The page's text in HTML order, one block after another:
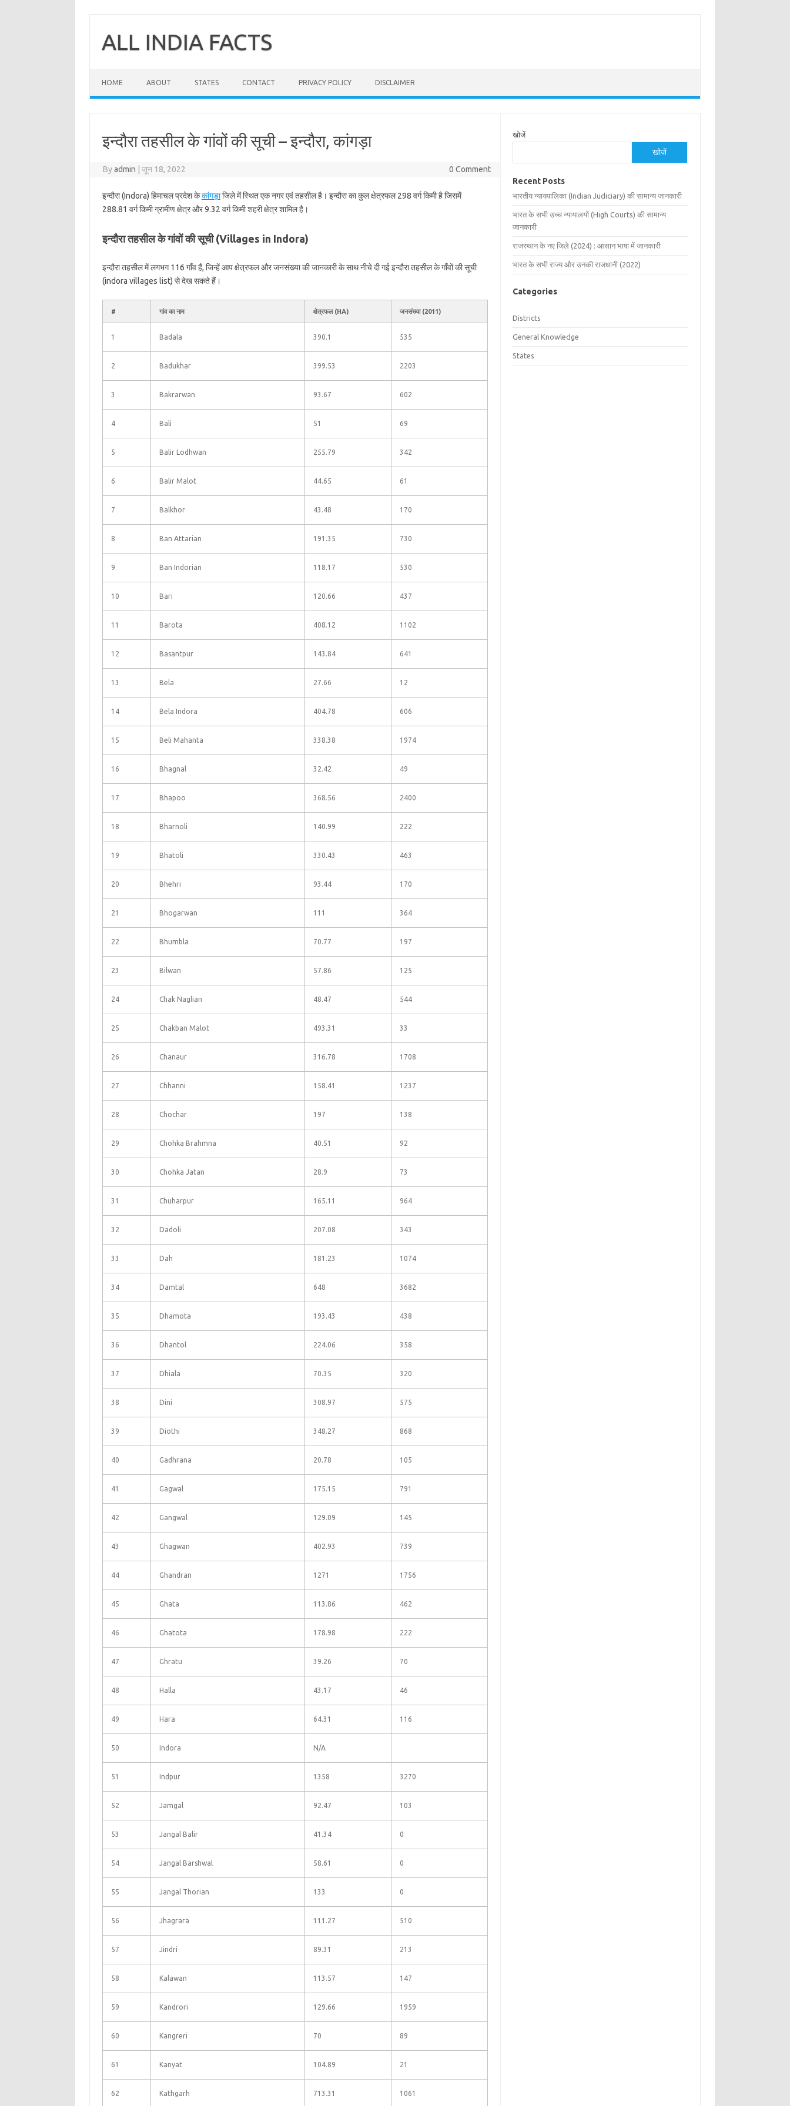
contentALL INDIA FACTS
HOME ABOUT STATES CONTACT PRIVACY POLICY DISCLAIMER
इन्दौरा तहसील के गांवों की सूची – इन्दौरा, कांगड़ा
Byadmin जून 18, 2022 0 Comment
इन्दौरा (Indora) हिमाचल प्रदेश केकांगड़ाजिले में स्थित एक नगर एवं तहसील है। इन्दौरा का कुल क्षेत्रफल 298 वर्ग किमी है जिसमें
288.81 वर्ग किमी ग्रामीण क्षेत्र और 9.32 वर्ग किमी शहरी क्षेत्र शामिल है।
इन्दौरा तहसील के गांवों की सूची (Villages in Indora)
इन्दौरा तहसील में लगभग 116 गाँव हैं, जिन्हें आप क्षेत्रफल और जनसंख्या की जानकारी के साथ नीचे दी गई इन्दौरा तहसील के गाँवों की सूची
(indora villages list) से देख सकते हैं।
# गांव का नाम क्षेत्रफल (HA) जनसंख्या (2011)
1 Badala 390.1 535
2 Badukhar 399.53 2203
3 Bakrarwan 93.67 602
4 Bali 51 69
5 Balir Lodhwan 255.79 342
6 Balir Malot 44.65 61
7 Balkhor 43.48 170
8 Ban Attarian 191.35 730
9 Ban Indorian 118.17 530
10 Bari 120.66 437
11 Barota 408.12 1102
12 Basantpur 143.84 641
13 Bela 27.66 12
14 Bela Indora 404.78 606
15 Beli Mahanta 338.38 1974
16 Bhagnal 32.42 49
17 Bhapoo 368.56 2400
18 Bharnoli 140.99 222
19 Bhatoli 330.43 463
20 Bhehri 93.44 170
21 Bhogarwan 111 364
22 Bhumbla 70.77 197
23 Bilwan 57.86 125
24 Chak Naglian 48.47 544
25 Chakban Malot 493.31 33
26 Chanaur 316.78 1708
27 Chhanni 158.41 1237
28 Chochar 197 138
29 Chohka Brahmna 40.51 92
30 Chohka Jatan 28.9 73
31 Chuharpur 165.11 964
32 Dadoli 207.08 343
33 Dah 181.23 1074
34 Damtal 648 3682
35 Dhamota 193.43 438
36 Dhantol 224.06 358
37 Dhiala 70.35 320
38 Dini 308.97 575
39 Diothi 348.27 868
40 Gadhrana 20.78 105
41 Gagwal 175.15 791
42 Gangwal 129.09 145
43 Ghagwan 402.93 739
44 Ghandran 1271 1756
45 Ghata 113.86 462
46 Ghatota 178.98 222
47 Ghratu 39.26 70
48 Halla 43.17 46
49 Hara 64.31 116
50 Indora N/A
51 Indpur 1358 3270
52 Jamgal 92.47 103
53 Jangal Balir 41.34 0
54 Jangal Barshwal 58.61 0
55 Jangal Thorian 133 0
56 Jhagrara 111.27 510
57 Jindri 89.31 213
58 Kalawan 113.57 147
59 Kandrori 129.66 1959
60 Kangreri 70 89
61 Kanyat 104.89 21
62 Kathgarh 713.31 1061
खोजें
खोजें
Recent Posts
भारतीय न्यायपालिका (Indian Judiciary) की सामान्य जानकारी
भारत के सभी उच्च न्यायालयों (High Courts) की सामान्य
जानकारी
राजस्थान के नए जिले (2024) : आसान भाषा में जानकारी
भारत के सभी राज्य और उनकी राजधानी (2022)
Categories
Districts
General Knowledge
States